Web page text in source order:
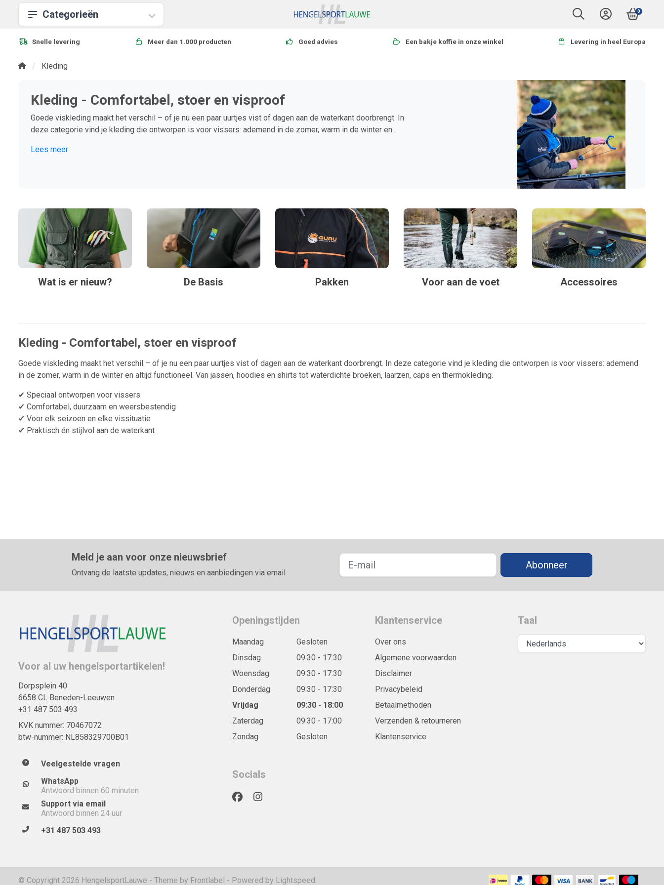
Categorieën 0
Snelle levering Meer dan 1.000 producten Goed advies Een bakje koffie in onze winkel Levering in heel Europa
Kleding
Kleding - Comfortabel, stoer en visproof
Goede viskleding maakt het verschil – of je nu een paar uurtjes vist of dagen aan de waterkant doorbrengt. In
deze categorie vind je kleding die ontworpen is voor vissers: ademend in de zomer, warm in de winter en...
Lees meer
Wat is er nieuw? De Basis Pakken Voor aan de voet Accessoires
Kleding - Comfortabel, stoer en visproof
Goede viskleding maakt het verschil – of je nu een paar uurtjes vist of dagen aan de waterkant doorbrengt. In deze categorie vind je kleding die ontworpen is voor vissers: ademend
in de zomer, warm in de winter en altijd functioneel. Van jassen, hoodies en shirts tot waterdichte broeken, laarzen, caps en thermokleding.
✔ Speciaal ontworpen voor vissers
✔ Comfortabel, duurzaam en weersbestendig
✔ Voor elk seizoen en elke vissituatie
✔ Praktisch én stijlvol aan de waterkant
Meld je aan voor onze nieuwsbrief
Ontvang de laatste updates, nieuws en aanbiedingen via email
Abonneer
Voor al uw hengelsportartikelen!
Dorpsplein 40
6658 CL Beneden-Leeuwen
+31 487 503 493
KVK nummer: 70467072
btw-nummer: NL858329700B01
Veelgestelde vragen
WhatsApp
Antwoord binnen 60 minuten
Support via email
Antwoord binnen 24 uur
+31 487 503 493
Openingstijden
Maandag
Gesloten
Dinsdag
09:30 - 17:30
Woensdag
09:30 - 17:30
Donderdag
09:30 - 17:30
Vrijdag
09:30 - 18:00
Zaterdag
09:30 - 17:00
Zondag
Gesloten
Socials
Klantenservice
Over ons
Algemene voorwaarden
Disclaimer
Privacybeleid
Betaalmethoden
Verzenden & retourneren
Klantenservice
Taal
© Copyright 2026 HengelsportLauwe - Theme by Frontlabel - Powered by Lightspeed